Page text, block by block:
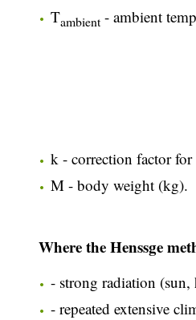
Tambient - ambient
k - correction factor
M - body weight (kg).
Where the Henssge
- strong radiation (sun,
- repeated extensive